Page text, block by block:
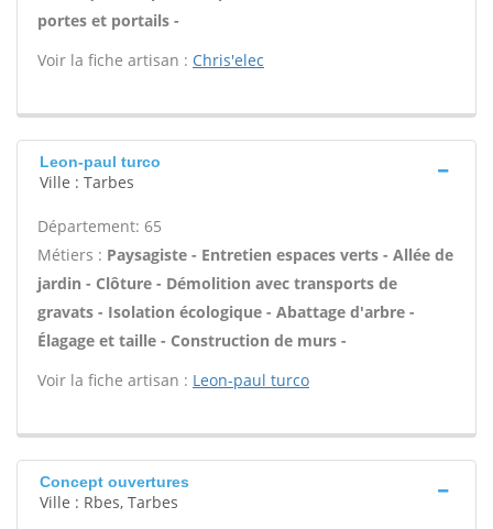
portes et portails -
Voir la fiche artisan : Chris'elec
Leon-paul turco
Ville : Tarbes
Département: 65
Métiers : Paysagiste - Entretien espaces verts - Allée de
jardin - Clôture - Démolition avec transports de
gravats - Isolation écologique - Abattage d'arbre -
Élagage et taille - Construction de murs -
Voir la fiche artisan : Leon-paul turco
Concept ouvertures
Ville : Rbes, Tarbes